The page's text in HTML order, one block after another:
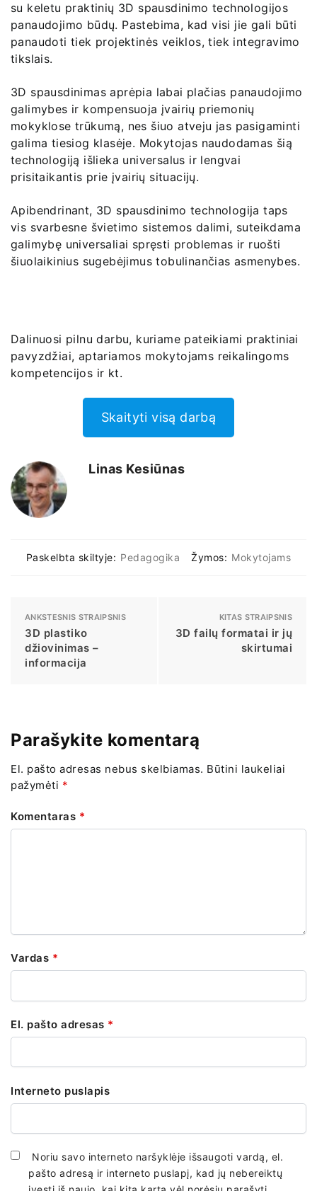
su keletu praktinių 3D spausdinimo technologijos
panaudojimo būdų. Pastebima, kad visi jie gali būti
panaudoti tiek projektinės veiklos, tiek integravimo
tikslais.
3D spausdinimas aprėpia labai plačias panaudojimo
galimybes ir kompensuoja įvairių priemonių
mokyklose trūkumą, nes šiuo atveju jas pasigaminti
galima tiesiog klasėje. Mokytojas naudodamas šią
technologiją išlieka universalus ir lengvai
prisitaikantis prie įvairių situacijų.
Apibendrinant, 3D spausdinimo technologija taps
vis svarbesne švietimo sistemos dalimi, suteikdama
galimybę universaliai spręsti problemas ir ruošti
šiuolaikinius sugebėjimus tobulinančias asmenybes.
Dalinuosi pilnu darbu, kuriame pateikiami praktiniai
pavyzdžiai, aptariamos mokytojams reikalingoms
kompetencijos ir kt.
Skaityti visą darbą
Linas Kesiūnas
Paskelbta skiltyje: Pedagogika Žymos: Mokytojams
ANKSTESNIS STRAIPSNIS
3D plastiko
džiovinimas –
informacija
KITAS STRAIPSNIS
3D failų formatai ir jų
skirtumai
Parašykite komentarą
El. pašto adresas nebus skelbiamas. Būtini laukeliai
pažymėti *
Komentaras *
Vardas *
El. pašto adresas *
Interneto puslapis
Noriu savo interneto naršyklėje išsaugoti vardą, el.
pašto adresą ir interneto puslapį, kad jų nebereiktų